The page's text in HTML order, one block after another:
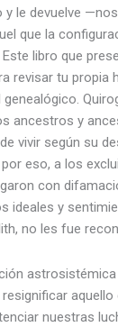
le devuelve
que la
libro que
revisar tu propia
ancestros y
vivir según su
eso, a los
con
ideales y
no les fue
aquello
nuestras